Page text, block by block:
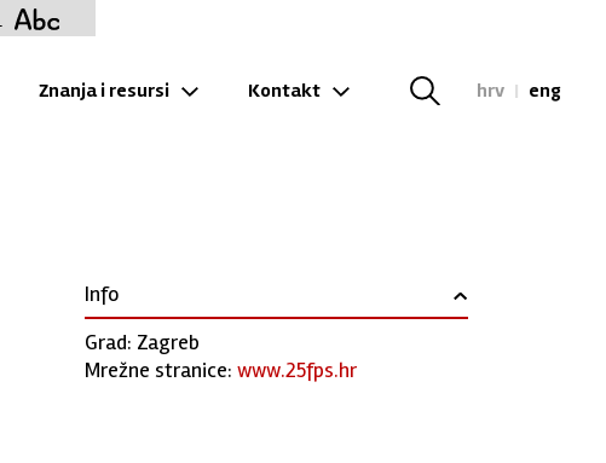
Znanja i resursi Kontakt hrv | eng
Info ›
Grad: Zagreb
Mrežne stranice: www.25fps.hr